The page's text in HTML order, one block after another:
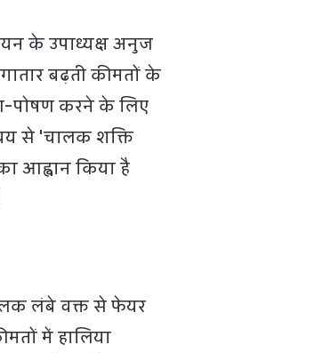
के उपाध्यक्ष अनुज
बढ़ती कीमतों के
पोषण करने के लिए
से 'चालक शक्ति
आह्वान किया है
लंबे वक्त से फेयर
में हालिया